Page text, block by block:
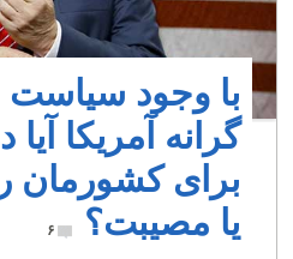
با وجود سیاست
گرانه آمریکا
برای
یا مصیبت؟
۶